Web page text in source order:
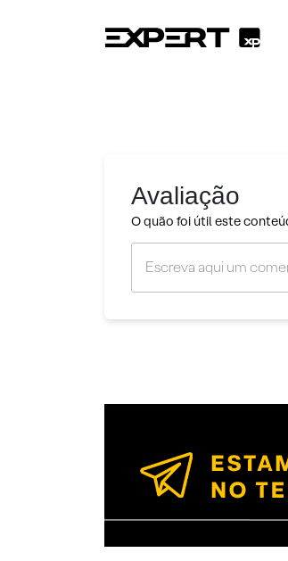
Avaliação
O quão foi útil este